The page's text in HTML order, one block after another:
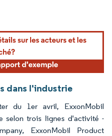
nécessite une attribution sous CC BY
dans l'industrie
du 1er avril, ExxonMobil
selon trois lignes d'activité -
ExxonMobil Product